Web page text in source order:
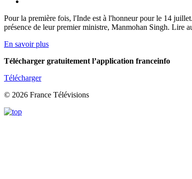
Pour la première fois, l'Inde est à l'honneur pour le 14
présence de leur premier ministre, Manmohan Singh. Lire
En savoir plus
Télécharger gratuitement l’application franceinfo
Télécharger
© 2026 France Télévisions